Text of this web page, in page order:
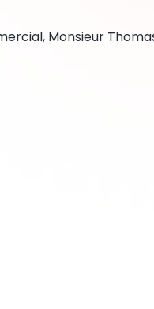
Monsieur Thomas